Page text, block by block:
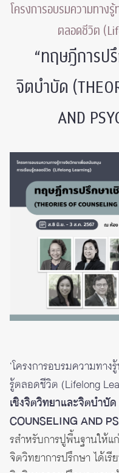
โครงการอบรมความทาง
ตลอดชีวิต
“ทฤษฎีการป
จิตบำบัด
AND
‘โครงการอบรมความทา
รู้ตลอดชีวิต (Lifelong
เชิงจิตวิทยาและจิตบำบั
COUNSELING AND
รสําหรับการปูพื้นฐานให้
จิตวิทยาการปรึกษา ได้เรี